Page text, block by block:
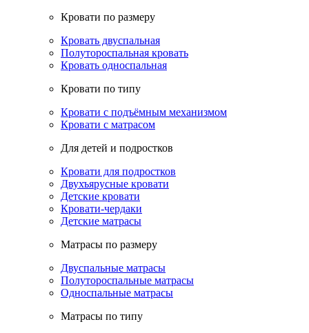
Кровати по размеру
Кровать двуспальная
Полутороспальная кровать
Кровать односпальная
Кровати по типу
Кровати с подъёмным механизмом
Кровати с матрасом
Для детей и подростков
Кровати для подростков
Двухъярусные кровати
Детские кровати
Кровати-чердаки
Детские матрасы
Матрасы по размеру
Двуспальные матрасы
Полутороспальные матрасы
Односпальные матрасы
Матрасы по типу